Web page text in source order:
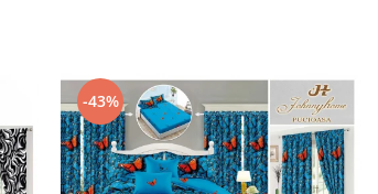
-43%